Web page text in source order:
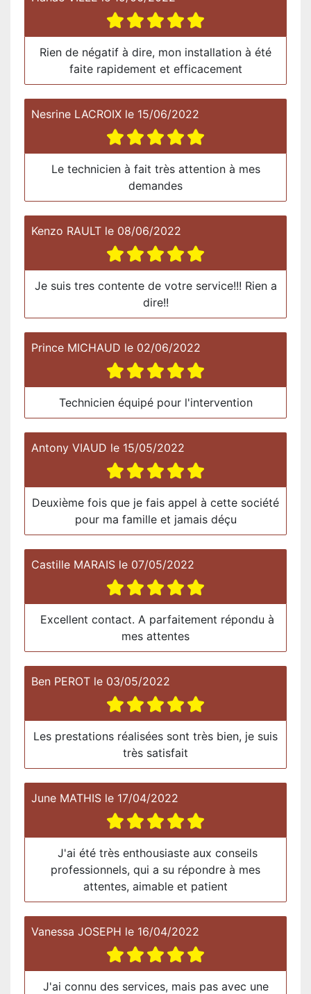
Rien de négatif à dire, mon installation à été
faite rapidement et efficacement
Nesrine LACROIX le 15/06/2022
Le technicien à fait très attention à mes
demandes
Kenzo RAULT le 08/06/2022
Je suis tres contente de votre service!!! Rien a
dire!!
Prince MICHAUD le 02/06/2022
Technicien équipé pour l'intervention
Antony VIAUD le 15/05/2022
Deuxième fois que je fais appel à cette société
pour ma famille et jamais déçu
Castille MARAIS le 07/05/2022
Excellent contact. A parfaitement répondu à
mes attentes
Ben PEROT le 03/05/2022
Les prestations réalisées sont très bien, je suis
très satisfait
June MATHIS le 17/04/2022
J'ai été très enthousiaste aux conseils
professionnels, qui a su répondre à mes
attentes, aimable et patient
Vanessa JOSEPH le 16/04/2022
J'ai connu des services, mais pas avec une